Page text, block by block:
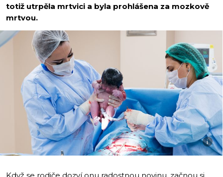
totiž utrpěla mrtvici a byla prohlášena za mozkově
mrtvou.
i